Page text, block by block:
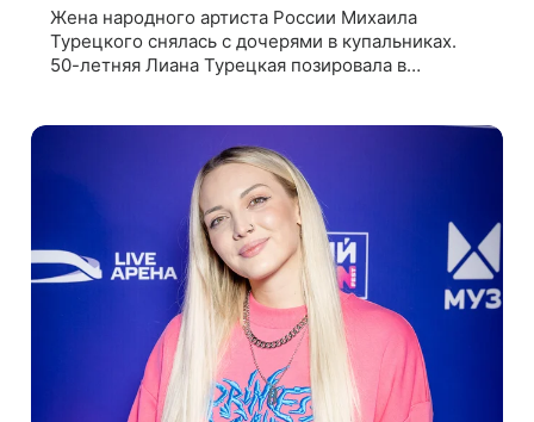
Жена народного артиста России Михаила
Турецкого снялась с дочерями в купальниках.
50-летняя Лиана Турецкая позировала в